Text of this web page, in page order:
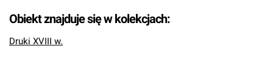
Obiekt znajduje się w kolekcjach:
Druki XVIII w.